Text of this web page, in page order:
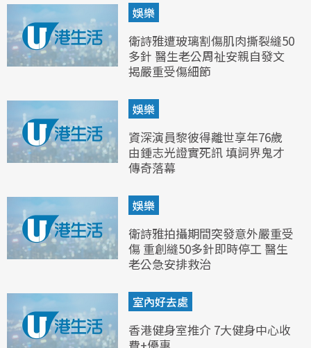
娛樂
衛詩雅遭玻璃割傷肌肉撕裂縫50
多針 醫生老公周祉安親自發文
揭嚴重受傷細節
娛樂
資深演員黎彼得離世享年76歲
由鍾志光證實死訊 填詞界鬼才
傳奇落幕
娛樂
衛詩雅拍攝期間突發意外嚴重受
傷 重創縫50多針即時停工 醫生
老公急安排救治
室內好去處
香港健身室推介 7大健身中心收